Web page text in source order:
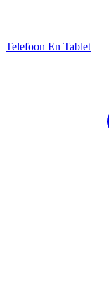
Telefoon En Tablet